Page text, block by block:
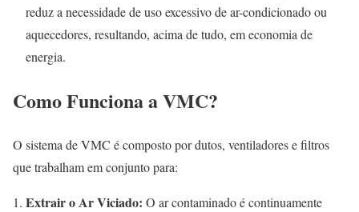
reduz a necessidade de uso excessivo de ar-condicionado ou
aquecedores, resultando, acima de tudo, em economia de
energia.
Como Funciona a VMC?
O sistema de VMC é composto por dutos, ventiladores e filtros
que trabalham em conjunto para:
Extrair o Ar Viciado: O ar contaminado é continuamente